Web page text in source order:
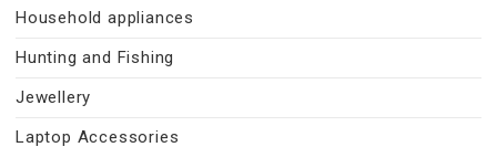
Household appliances
Hunting and Fishing
Jewellery
Laptop Accessories